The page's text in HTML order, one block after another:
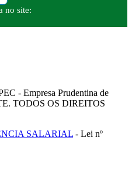
no site:
- Empresa Prudentina de
TODOS OS DIREITOS
SALARIAL - Lei nº